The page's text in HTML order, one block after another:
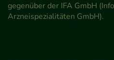
gegenüber der IFA GmbH
Arzneispezialitäten GmbH).